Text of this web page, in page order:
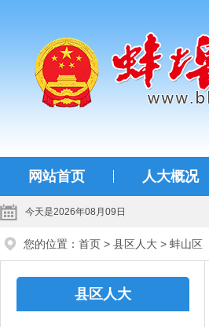
网站首页 人大概况
今天是2026年08月09日
您的位置： 首页 > 县区人大 > 蚌山区
县区人大